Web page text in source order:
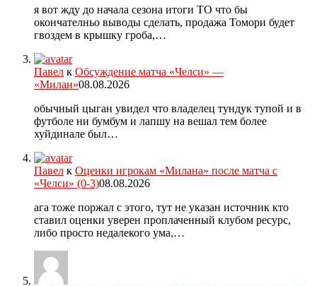
я вот жду до начала сезона итоги ТО что бы
окончателньо выводы сделать, продажа Томори будет
гвоздем в крышку гроба,…
Павел к Обсуждение матча «Челси» —
«Милан»08.08.2026
обычный цыган увидел что владелец тундук тупой и в
футболе ни бумбум и лапшу на вешал тем более
хуйдинале был…
Павел к Оценки игрокам «Милана» после матча с
«Челси» (0-3)08.08.2026
ага тоже поржал с этого, тут не указан источник кто
ставил оценки уверен проплаченный клубом ресурс,
либо просто недалекого ума,…